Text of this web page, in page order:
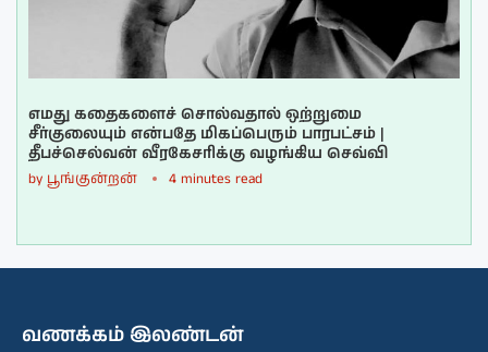
எமது கதைகளைச் சொல்வதால் ஒற்றுமை
சீர்குலையும் என்பதே மிகப்பெரும் பாரபட்சம் |
தீபச்செல்வன் வீரகேசரிக்கு வழங்கிய செவ்வி
by பூங்குன்றன் 4 minutes read
வணக்கம் இலண்டன்